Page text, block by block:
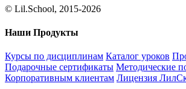
© Lil.School, 2015‐2026
Наши Продукты
Курсы по дисциплинам Каталог уроков
Подарочные сертификаты Методические
Корпоративным клиентам Лицензия